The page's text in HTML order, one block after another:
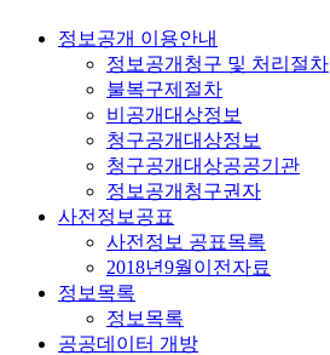
정보공개 이용안내
정보공개청구 및 처리절차
불복구제절차
비공개대상정보
청구공개대상정보
청구공개대상공공기관
정보공개청구권자
사전정보공표
사전정보 공표목록
2018년9월이전자료
정보목록
정보목록
공공데이터 개방